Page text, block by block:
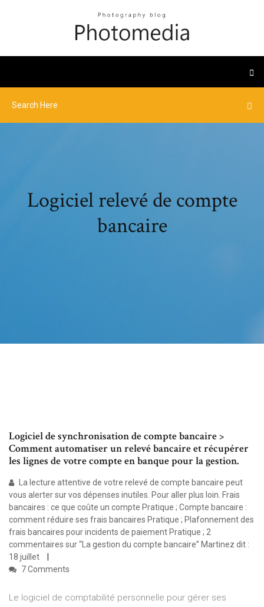
Logiciel relevé de compte
bancaire
Logiciel de synchronisation de compte bancaire >
Comment automatiser un relevé bancaire et récupérer
les lignes de votre compte en banque pour la gestion.
La lecture attentive de votre relevé de compte bancaire peut
vous alerter sur vos dépenses inutiles. Pour aller plus loin. Frais
bancaires : ce que coûte un compte Pratique ; Compte bancaire :
comment réduire ses frais bancaires Pratique ; Plafonnement des
frais bancaires pour incidents de paiement Pratique ; 2
commentaires sur “La gestion du compte bancaire” Martinez dit :
18 juillet
7 Comments
Le logiciel de comptabilité personnelle pour gérer ses